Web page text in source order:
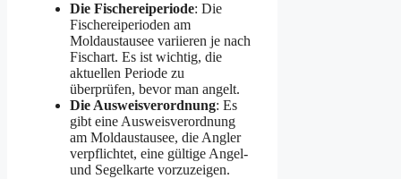
Die Fischereiperiode: Die
Fischereiperioden am
Moldaustausee variieren je nach
Fischart. Es ist wichtig, die
aktuellen Periode zu
überprüfen, bevor man angelt.
Die Ausweisverordnung: Es
gibt eine Ausweisverordnung
am Moldaustausee, die Angler
verpflichtet, eine gültige Angel-
und Segelkarte vorzuzeigen.